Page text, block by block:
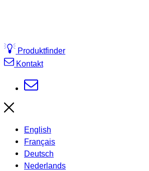
Produktfinder
Kontakt
English
Français
Deutsch
Nederlands